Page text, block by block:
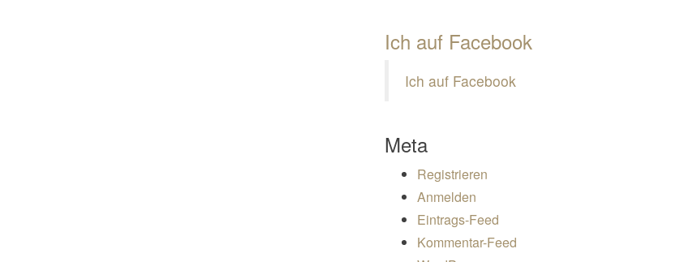
Ich auf Facebook
Ich auf Facebook
Meta
Registrieren
Anmelden
Eintrags-Feed
Kommentar-Feed